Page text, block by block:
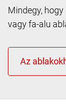
Mindegy,
vagy fa-alu